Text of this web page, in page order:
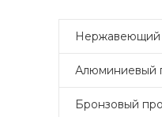
Нержавеющий
Алюминиевый
Бронзовый